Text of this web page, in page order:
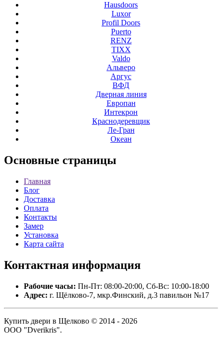
Hausdoors
Luxor
Profil Doors
Puerto
RENZ
TIXX
Valdo
Альверо
Аргус
ВФД
Дверная линия
Европан
Интекрон
Краснодеревщик
Ле-Гран
Океан
Основные страницы
Главная
Блог
Доставка
Оплата
Контакты
Замер
Установка
Карта сайта
Контактная информация
Рабочие часы: Пн-Пт: 08:00-20:00, Сб-Вс: 10:00-18:00
Адрес: г. Щёлково-7, мкр.Финский, д.3 павильон №17
Купить двери в Щелково © 2014 - 2026
ООО "Dverikris".